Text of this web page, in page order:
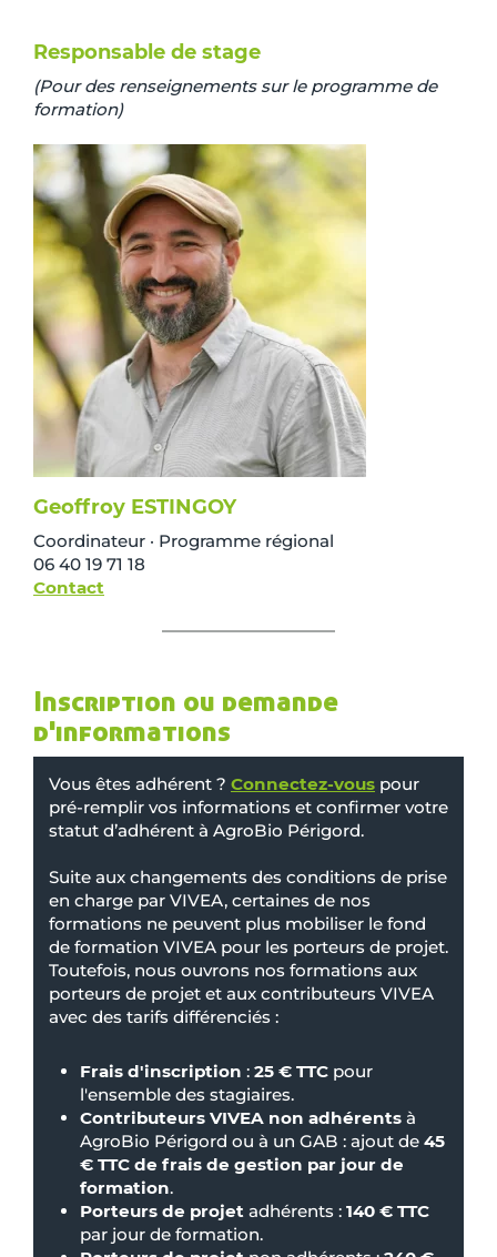
Responsable de stage
(Pour des renseignements sur le programme de
formation)
Geoffroy ESTINGOY
Coordinateur · Programme régional
06 40 19 71 18
Contact
Inscription ou demande
d'informations
Vous êtes adhérent ? Connectez-vous pour
pré-remplir vos informations et confirmer votre
statut d’adhérent à AgroBio Périgord.
Suite aux changements des conditions de prise
en charge par VIVEA, certaines de nos
formations ne peuvent plus mobiliser le fond
de formation VIVEA pour les porteurs de projet.
Toutefois, nous ouvrons nos formations aux
porteurs de projet et aux contributeurs VIVEA
avec des tarifs différenciés :
Frais d'inscription : 25 € TTC pour
l'ensemble des stagiaires.
Contributeurs VIVEA non adhérents à
AgroBio Périgord ou à un GAB : ajout de 45
€ TTC de frais de gestion par jour de
formation.
Porteurs de projet adhérents : 140 € TTC
par jour de formation.